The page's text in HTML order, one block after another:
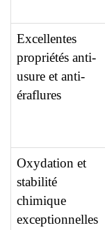
Excellentes
propriétés anti-
usure et anti-
éraflures
Oxydation et
stabilité
chimique
exceptionnelles